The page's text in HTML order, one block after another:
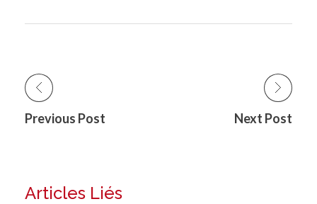
Previous Post Next Post
Articles Liés